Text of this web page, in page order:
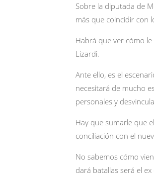
Sobre la diputada de
más que coincidir con
Habrá que ver cómo
Lizardi.
Ante ello, es el
necesitará de mucho
personales y
Hay que sumarle que
conciliación con el
No sabemos cómo
dará batallas será el